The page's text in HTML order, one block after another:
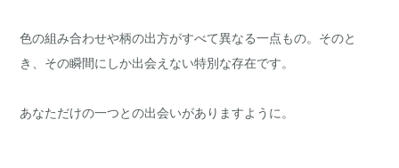
色の組み合わせや柄の出方がすべて異なる一点もの。そのと
き、その瞬間にしか出会えない特別な存在です。
あなただけの一つとの出会いがありますように。